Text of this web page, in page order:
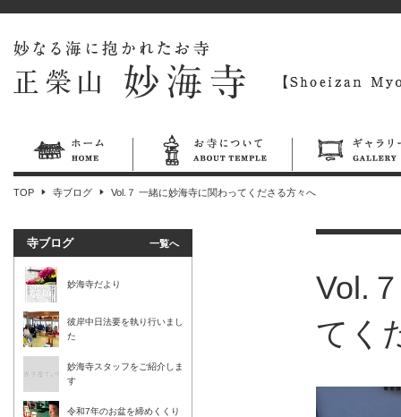
TOP 寺ブログ Vol.７ 一緒に妙海寺に関わってくださる方々へ
Vol.
てく
寺ブログ 一覧へ
妙海寺だより
彼岸中日法要を執り行いまし
た
妙海寺スタッフをご紹介しま
す
令和7年のお盆を締めくくり